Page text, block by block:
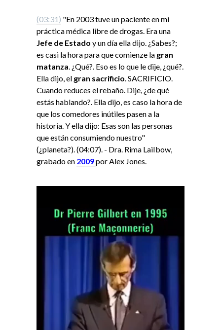
(03:31) "En 2003 tuve un paciente en mi
práctica médica libre de drogas. Era una
Jefe de Estado y un día ella dijo. ¿Sabes?;
es casi la hora para que comienze la gran
matanza . ¿Qué?. Eso es lo que le dije, ¿qué?.
Ella dijo, el gran sacrificio . SACRIFICIO.
Cuando reduces el rebaño. Dije, ¿de qué
estás hablando?. Ella dijo, es caso la hora de
que los comedores inútiles pasen a la
historia. Y ella dijo: Esas son las personas
que están consumiendo nuestro"
(¿planeta?). (04:07). - Dra. Rima LaiIbow,
grabado en 2009por Alex Jones.